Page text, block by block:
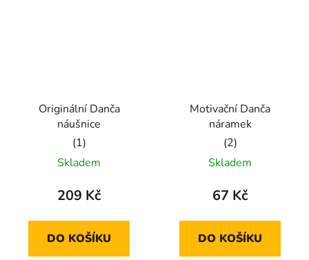
Originální Danča
náušnice
Průměrné
hodnocení
produktu
5,0
z
Skladem
209 Kč
DO KOŠÍKU
Motivační Danča
náramek
Průměrné
hodnocení
produktu
5,0
z
Skladem
67 Kč
DO KOŠÍKU